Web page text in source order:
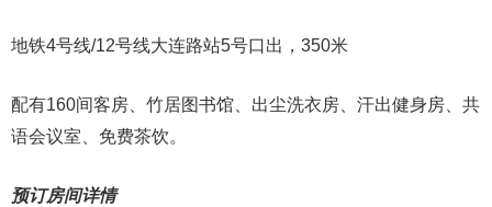
地铁4号线/12号线大连路站5号口出，350米
配有160间客房、竹居图书馆、出尘洗衣房、汗出健身房、共
语会议室、免费茶饮。
预订房间详情